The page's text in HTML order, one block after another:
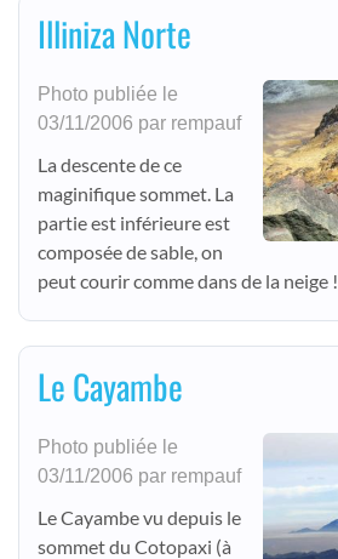
Illiniza Norte
Photo publiée le
03/11/2006 par rempauf
La descente de ce
maginifique sommet. La
partie est inférieure est
composée de sable, on
peut courir comme dans de la neige !
Le Cayambe
Photo publiée le
03/11/2006 par rempauf
Le Cayambe vu depuis le
sommet du Cotopaxi (à